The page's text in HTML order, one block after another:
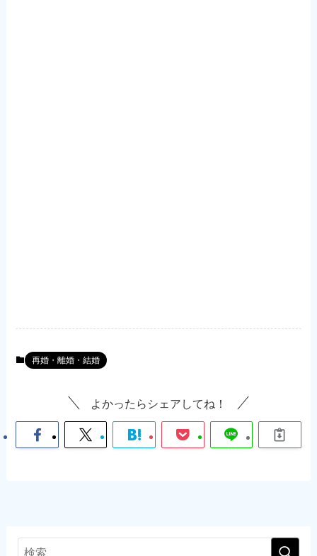
再婚・離婚・結婚
よかったらシェアしてね！